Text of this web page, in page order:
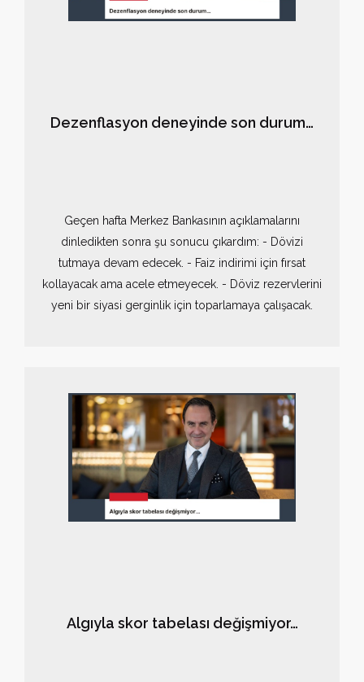
Dezenflasyon deneyinde son durum…
Geçen hafta Merkez Bankasının açıklamalarını
dinledikten sonra şu sonucu çıkardım: - Dövizi
tutmaya devam edecek. - Faiz indirimi için fırsat
kollayacak ama acele etmeyecek. - Döviz rezervlerini
yeni bir siyasi gerginlik için toparlamaya çalışacak.
Algıyla skor tabelası değişmiyor…